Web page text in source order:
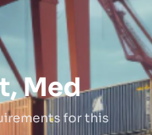
Med
for this